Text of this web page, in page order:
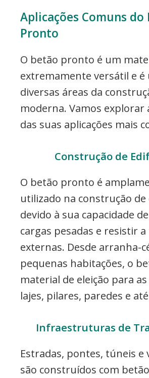
Aplicações Comuns do
Pronto
O betão pronto é um
extremamente versátil e é
diversas áreas da
moderna. Vamos explorar
das suas aplicações mais
Construção de
O betão pronto é
utilizado na construção de
devido à sua capacidade
cargas pesadas e resistir
externas. Desde arranha-
pequenas habitações, o
material de eleição para
lajes, pilares, paredes e
Infraestruturas de
Estradas, pontes, túneis e
são construídos com